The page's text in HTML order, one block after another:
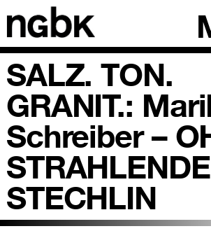
SALZ. TON.
GRANIT.:
Schreiber –
STECHLIN